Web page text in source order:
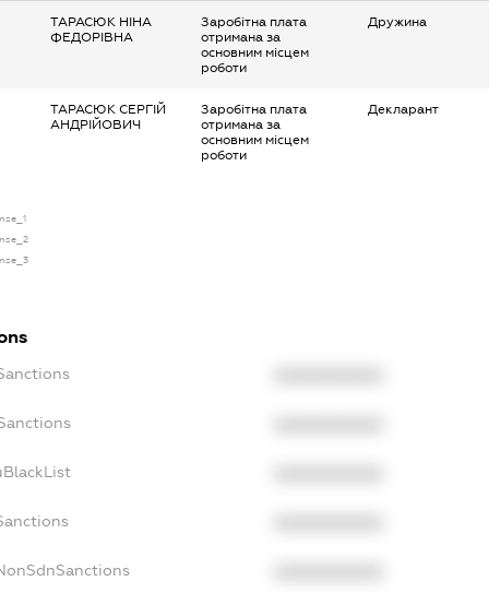
ТАРАСЮК НІНА
ФЕДОРІВНА
Заробітна плата
отримана за
основним місцем
роботи
Дружина
ТАРАСЮК СЕРГІЙ
АНДРІЙОВИЧ
Заробітна плата
отримана за
основним місцем
роботи
Декларант